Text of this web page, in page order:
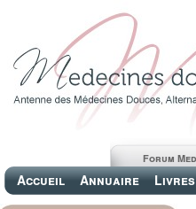
Accueil Annuaire Livres
Forum